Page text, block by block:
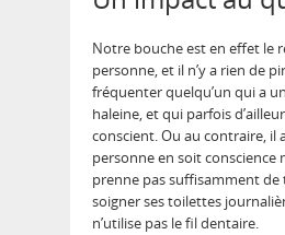
Notre bouche est en effet le
personne, et il n’y a rien de
fréquenter quelqu’un qui a
haleine, et qui parfois
conscient. Ou au contraire, il
personne en soit conscience
prenne pas suffisamment
soigner ses toilettes
n’utilise pas le fil dentaire.